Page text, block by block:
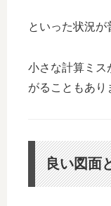
といった状況が
小さな計算ミス
がることもあり
良い図面